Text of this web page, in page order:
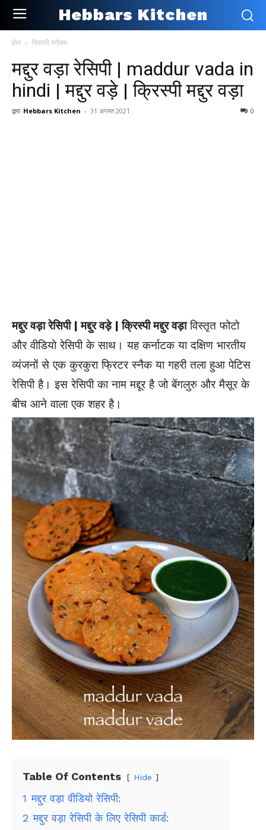
Hebbars Kitchen
होम दिवाली स्नैक्स
मद्दुर वड़ा रेसिपी | maddur vada in
hindi | मद्दुर वड़े | क्रिस्पी मद्दुर वड़ा
द्वारा Hebbars Kitchen - 31 अगस्त 2021 0
मद्दुर वड़ा रेसिपी | मद्दुर वड़े | क्रिस्पी मद्दुर वड़ाविस्तृत फोटो
और वीडियो रेसिपी के साथ। यह कर्नाटक या दक्षिण भारतीय
व्यंजनों से एक कुरकुरा फ्रिटर स्नैक या गहरी तला हुआ पेटिस
रेसिपी है। इस रेसिपी का नाम मद्दूर है जो बेंगलुरु और मैसूर के
बीच आने वाला एक शहर है।
Table Of Contents Hide
1 मद्दुर वड़ा वीडियो रेसिपी:
2 मद्दुर वड़ा रेसिपी के लिए रेसिपी कार्ड: